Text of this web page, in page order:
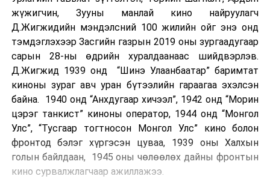
жүжигчин, Зууны манлай кино найруулагч
Д.Жигжидийн мэндэлсний 100 жилийн ойг энэ онд
тэмдэглэхээр Засгийн газрын 2019 оны зургаадугаар
сарын 28-ны өдрийн хуралдаанаас шийдвэрлэв.
Д.Жигжид 1939 онд “Шинэ Улаанбаатар” баримтат
киноны зураг авч уран бүтээлийн гараагаа эхэлсэн
байна. 1940 онд “Анхдугаар хичээл”, 1942 онд “Морин
цэрэг танкист” киноны оператор, 1944 онд “Монгол
Улс”, “Тусгаар тогтносон Монгол Улс” кино болон
фронтод бэлэг хүргэсэн цуваа, 1939 оны Халхын
голын байлдаан, 1945 оны чөлөөлөх дайны фронтын
кино сурвалжлагчаар ажиллажээ.